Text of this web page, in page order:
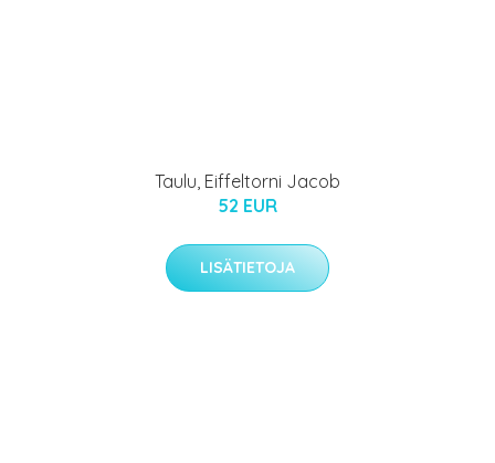
Taulu, Eiffeltorni Jacob
52 EUR
LISÄTIETOJA